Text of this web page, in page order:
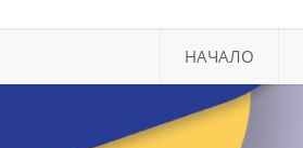
НАЧАЛО